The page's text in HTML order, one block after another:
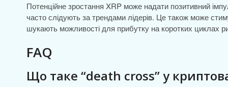
Потенційне зростання XRP може надати позитивний
часто слідують за трендами лідерів. Це також може
шукають можливості для прибутку на коротких циклах
FAQ
Що таке “death cross” у